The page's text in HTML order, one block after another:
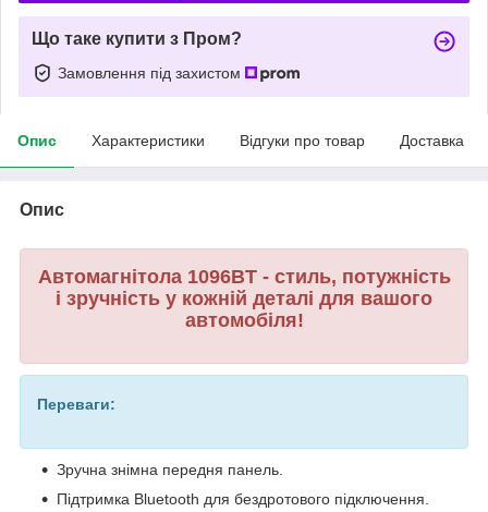
Що таке купити з Пром?
Замовлення під захистом
Опис Характеристики Відгуки про товар Доставка
Опис
Автомагнітола 1096BT - стиль, потужність
і зручність у кожній деталі для вашого
автомобіля!
Переваги:
Зручна знімна передня панель.
Підтримка Bluetooth для бездротового підключення.